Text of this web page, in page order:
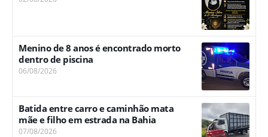
Menino de 8 anos é encontrado morto
dentro de piscina
06/08/2026
Batida entre carro e caminhão mata
mãe e filho em estrada na Bahia
07/08/2026